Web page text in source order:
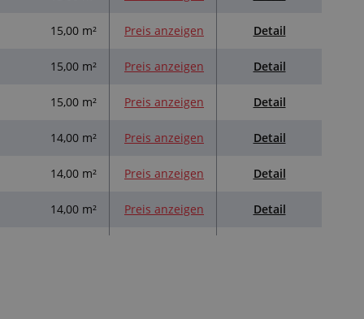
15,00 m² Preis anzeigen Detail
15,00 m² Preis anzeigen Detail
15,00 m² Preis anzeigen Detail
14,00 m² Preis anzeigen Detail
14,00 m² Preis anzeigen Detail
14,00 m² Preis anzeigen Detail